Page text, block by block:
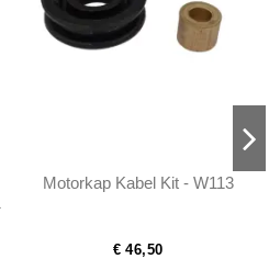
Motorkap Kabel Kit - W113
€ 46,50